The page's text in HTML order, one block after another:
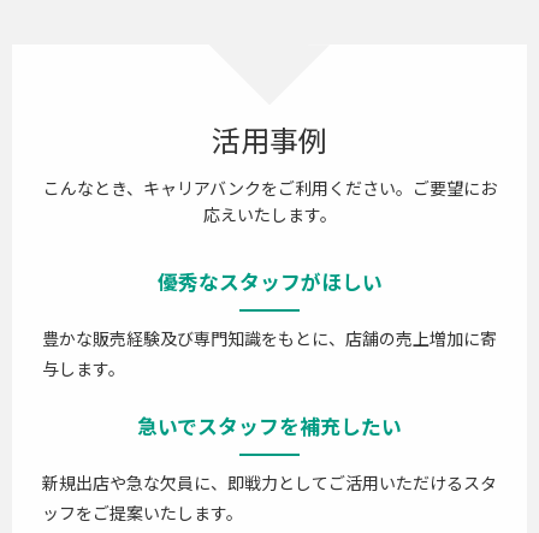
活用事例
こんなとき、キャリアバンクをご利用ください。ご要望にお
応えいたします。
優秀なスタッフがほしい
豊かな販売経験及び専門知識をもとに、店舗の売上増加に寄
与します。
急いでスタッフを補充したい
新規出店や急な欠員に、即戦力としてご活用いただけるスタ
ッフをご提案いたします。